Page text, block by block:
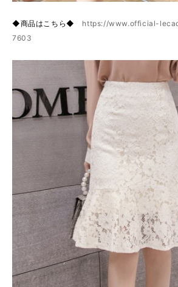
◆商品はこちら◆ https://www.official-
7603